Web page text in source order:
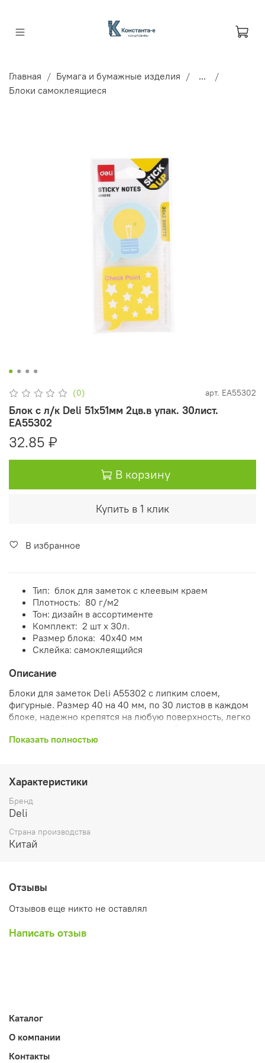
Главная Бумага и бумажные изделия
...
Блоки самоклеящиеся
(0) арт. EA55302
Блок с л/к Deli 51x51мм 2цв.в упак. 30лист.
EA55302
32.85 ₽
В корзину
Купить в 1 клик
В избранное
Тип: блок для заметок с клеевым краем
Плотность: 80 г/м2
Тон: дизайн в ассортименте
Комплект: 2 шт х 30л.
Размер блока: 40x40 мм
Склейка: самоклеящийся
Описание
Блоки для заметок Deli А55302 с липким слоем,
фигурные. Размер 40 на 40 мм, по 30 листов в каждом
блоке, надежно крепятся на любую поверхность, легко
размещения напоминаний, заметок. 6 упаковок с
квадратных стикеров. Применение стикеров:
предназначены для использования в книгах, журналах,
блокнотах. Они прекрасно подходят для оформления
тетрадей, блокнотов, планеров, фотоальбомов и
скетчингом, стикербуком или просто ведете
ежедневник, эти стикеры станут вашим незаменимым
Показать полностью
Характеристики
Бренд
Deli
Страна производства
Китай
Отзывы
Отзывов еще никто не оставлял
Написать отзыв
Каталог
О компании
Контакты